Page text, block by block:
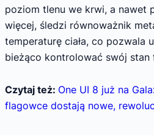
poziom tlenu we krwi, a nawet
więcej, śledzi równoważnik
temperaturę ciała, co pozwala
bieżąco kontrolować swój stan
Czytaj też: One UI 8 już na
flagowce dostają nowe,